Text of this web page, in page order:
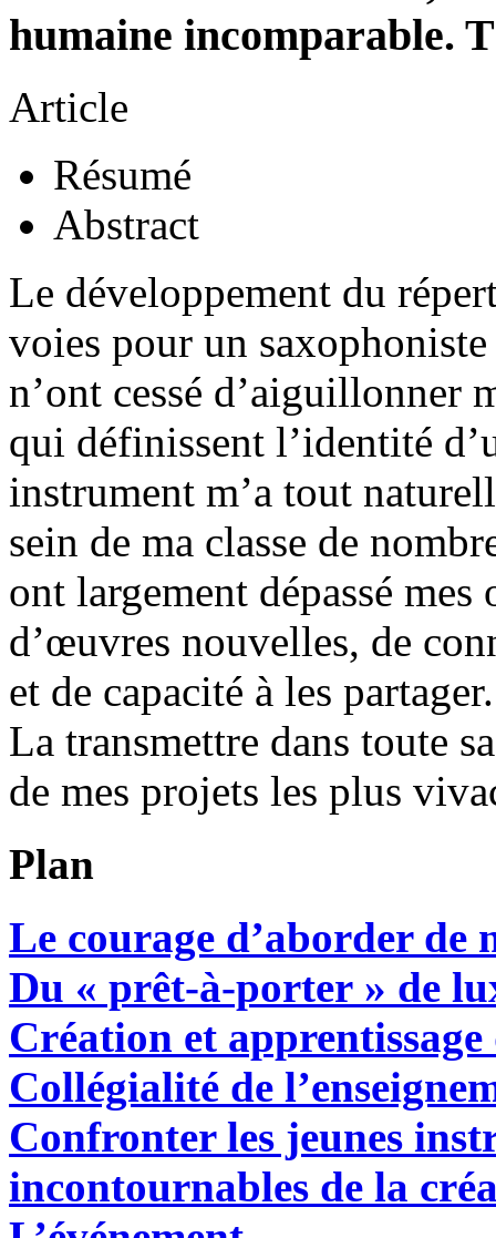
humaine incomparable.
Article
Résumé
Abstract
Le développement du
voies pour un
n’ont cessé d’aiguillonner
qui définissent l’identité
instrument m’a tout
sein de ma classe de
ont largement dépassé
d’œuvres nouvelles, de
et de capacité à les
La transmettre dans toute
de mes projets les plus
Plan
Le courage d’aborder de
Du « prêt-à-porter » de
Création et
Collégialité de
Confronter les jeunes
incontournables de la